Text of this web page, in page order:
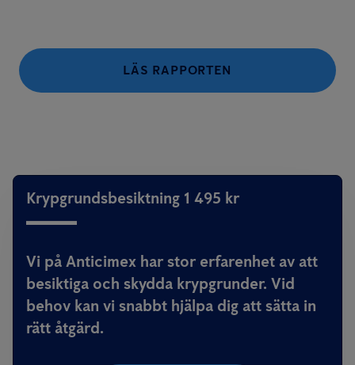
LÄS RAPPORTEN
Krypgrundsbesiktning 1 495 kr
Vi på Anticimex har stor erfarenhet av att
besiktiga och skydda krypgrunder. Vid
behov kan vi snabbt hjälpa dig att sätta in
rätt åtgärd.